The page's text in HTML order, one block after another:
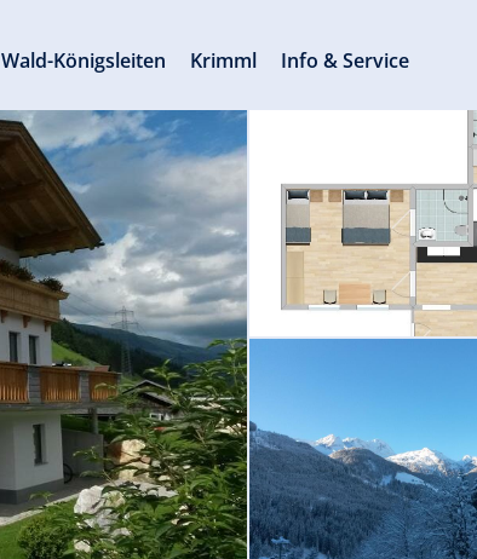
Wald-Königsleiten Krimml Info & Service